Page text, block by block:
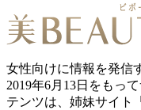
女性向けに情報を発信
2019年6月13日をもっ
テンツは、姉妹サイト